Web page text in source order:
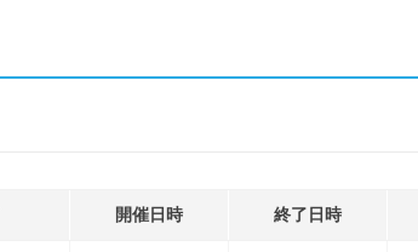
開催日時 終了日時